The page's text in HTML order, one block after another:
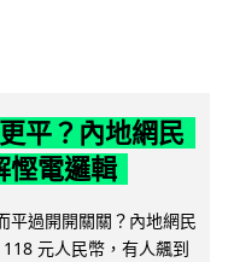
平？內地網民
慳電邏輯
平過開開關關？內地網民
元人民幣，有人飆到